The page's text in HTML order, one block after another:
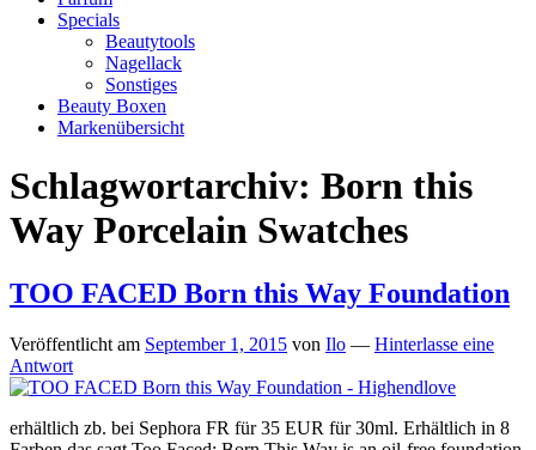
Specials
Beautytools
Nagellack
Sonstiges
Beauty Boxen
Markenübersicht
Schlagwortarchiv: Born this
Way Porcelain Swatches
TOO FACED Born this Way Foundation
Veröffentlicht am September 1, 2015 von Ilo — Hinterlasse eine
Antwort
erhältlich zb. bei Sephora FR für 35 EUR für 30ml. Erhältlich in 8